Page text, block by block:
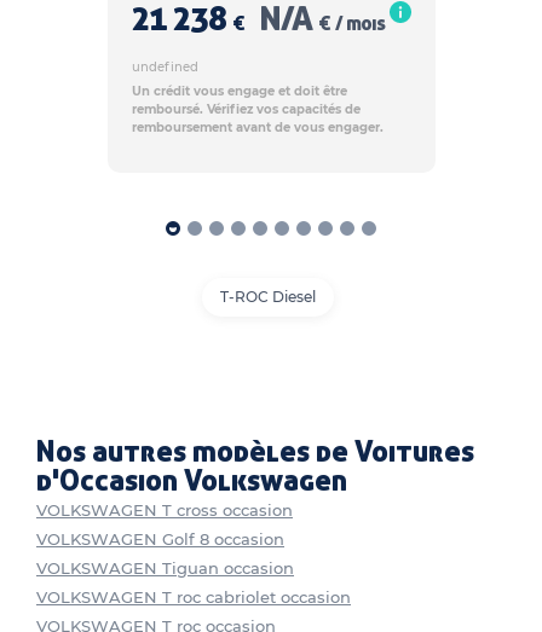
21 238 € N/A € / mois
undefined
Un crédit vous engage et doit être
remboursé. Vérifiez vos capacités de
remboursement avant de vous engager.
T-ROC Diesel
Nos autres modèles de Voitures
d'Occasion Volkswagen
VOLKSWAGEN T cross occasion
VOLKSWAGEN Golf 8 occasion
VOLKSWAGEN Tiguan occasion
VOLKSWAGEN T roc cabriolet occasion
VOLKSWAGEN T roc occasion